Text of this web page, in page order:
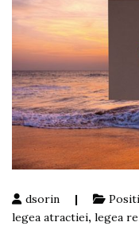
dsorin |
legea atractiei, legea